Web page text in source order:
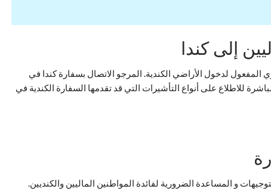
إلى كندا
لدخول الأراضي الكندية. المرجو الاتصال بسفارة كندا في
للاطلاع على أنواع التأشيرات التي قد تقدمها السفارة الكندية في
و المساعدة الضرورية لفائدة المواطنين الماليين والكنديين.